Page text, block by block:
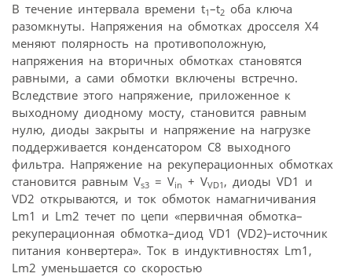
В течение интервала времени t1–t2 оба ключа
разомкнуты. Напряжения на обмотках дросселя Х4
меняют полярность на противоположную,
напряжения на вторичных обмотках становятся
равными, а сами обмотки включены встречно.
Вследствие этого напряжение, приложенное к
выходному диодному мосту, становится равным
нулю, диоды закрыты и напряжение на нагрузке
поддерживается конденсатором С8 выходного
фильтра. Напряжение на рекуперационных обмотках
становится равным Vs3 = Vin + VVD1 , диоды VD1 и
VD2 открываются, и ток обмоток намагничивания
Lm1 и Lm2 течет по цепи «первичная обмотка–
рекуперационная обмотка–диод VD1 (VD2)–источник
питания конвертера». Ток в индуктивностях Lm1,
Lm2 уменьшается со скоростью